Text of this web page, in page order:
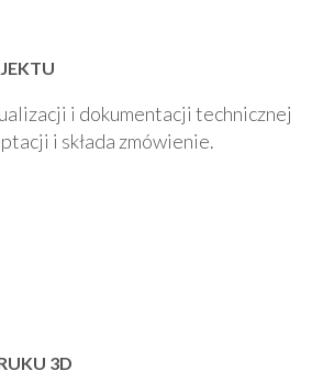
i dokumentacji technicznej
i składa zmówienie.
3D